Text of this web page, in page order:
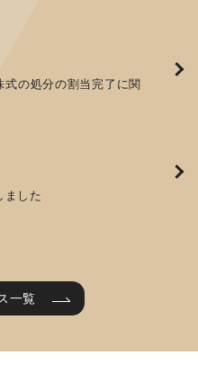
の処分の割当完了に関
ました
第61回機械工業見本
ました
した
しました
ーナー予約のご案内 ※
しました
ました
ス企業知事表彰「優良
一覧